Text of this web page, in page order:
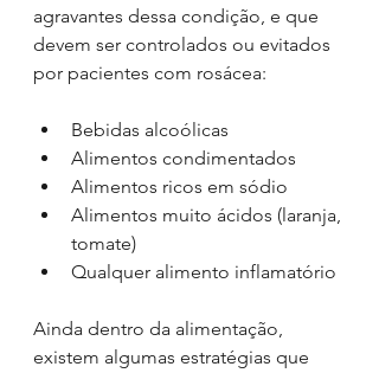
agravantes dessa condição, e que
devem ser controlados ou evitados
por pacientes com rosácea:
Bebidas alcoólicas
Alimentos condimentados
Alimentos ricos em sódio
Alimentos muito ácidos (laranja,
tomate)
Qualquer alimento inflamatório
Ainda dentro da alimentação,
existem algumas estratégias que